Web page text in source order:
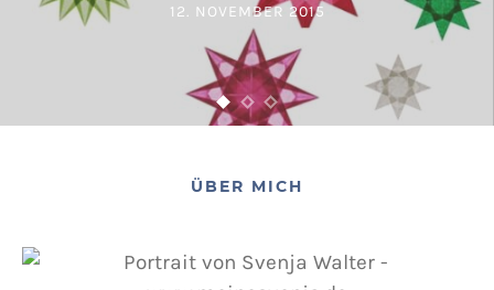
POSTED ON
12. NOVEMBER 2015
ÜBER MICH